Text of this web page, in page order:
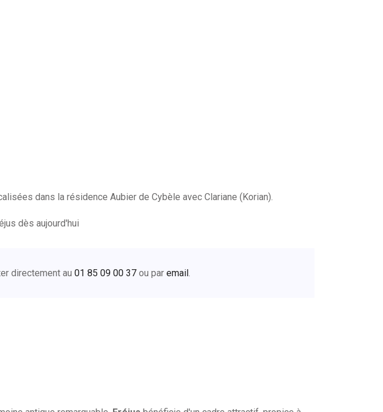
dans la résidence Aubier de Cybèle avec Clariane (Korian).
dès aujourd'hui
directement au 01 85 09 00 37 ou par email.